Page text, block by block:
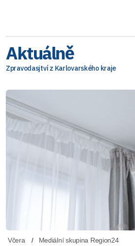
Aktuálně
Zpravodasjtví z Karlovarského kraje
Včera Mediální skupina Region24